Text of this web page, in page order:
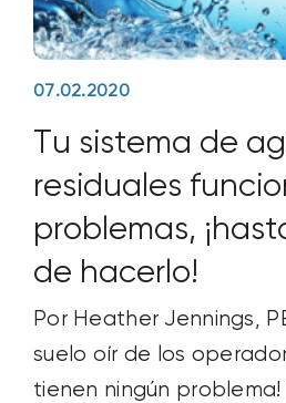
07.02.2020
Tu sistema de
residuales
problemas,
de hacerlo!
Por Heather Jennings,
suelo oír de los
tienen ningún